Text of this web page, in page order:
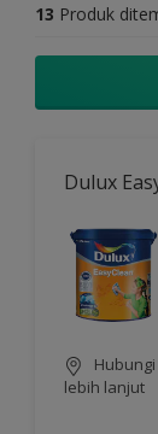
13 Produk
Dulux
lebih lanjut